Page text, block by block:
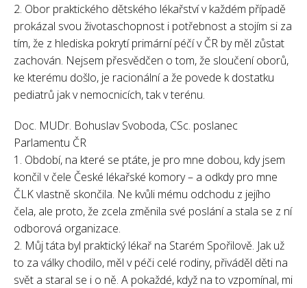
2. Obor praktického dětského lékařství v každém případě
prokázal svou životaschopnost i potřebnost a stojím si za
tím, že z hlediska pokrytí primární péčí v ČR by měl zůstat
zachován. Nejsem přesvědčen o tom, že sloučení oborů,
ke kterému došlo, je racionální a že povede k dostatku
pediatrů jak v nemocnicích, tak v terénu.
Doc. MUDr. Bohuslav Svoboda, CSc. poslanec
Parlamentu ČR
1. Období, na které se ptáte, je pro mne dobou, kdy jsem
končil v čele České lékařské komory – a odkdy pro mne
ČLK vlastně skončila. Ne kvůli mému odchodu z jejího
čela, ale proto, že zcela změnila své poslání a stala se z ní
odborová organizace.
2. Můj táta byl praktický lékař na Starém Spořilově. Jak už
to za války chodilo, měl v péči celé rodiny, přiváděl děti na
svět a staral se i o ně. A pokaždé, když na to vzpomínal, mi